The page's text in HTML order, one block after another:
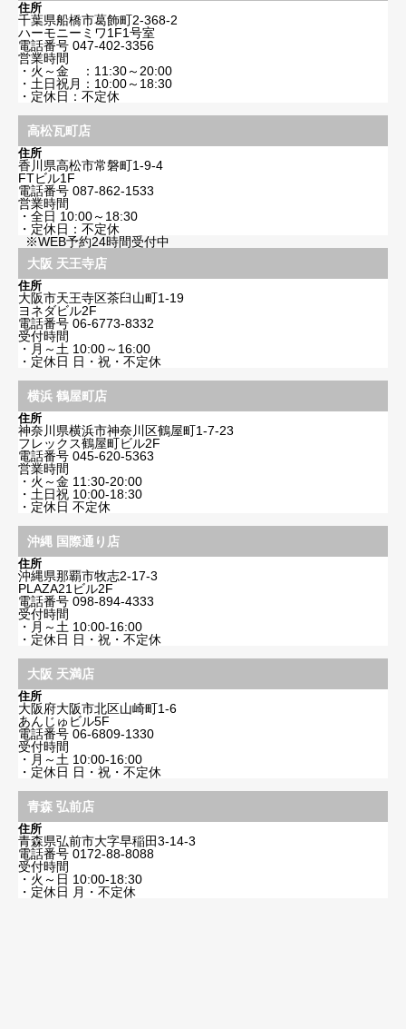
住所
千葉県船橋市葛飾町2-368-2
ハーモニーミワ1F1号室
電話番号 047-402-3356
営業時間
・火～金 ：11:30～20:00
・土日祝月：10:00～18:30
・定休日：不定休
高松瓦町店
住所
香川県高松市常磐町1-9-4
FTビル1F
電話番号 087-862-1533
営業時間
・全日 10:00～18:30
・定休日：不定休
※WEB予約24時間受付中
大阪 天王寺店
住所
大阪市天王寺区茶臼山町1-19
ヨネダビル2F
電話番号 06-6773-8332
受付時間
・月～土 10:00～16:00
・定休日 日・祝・不定休
横浜 鶴屋町店
住所
神奈川県横浜市神奈川区鶴屋町1-7-23
フレックス鶴屋町ビル2F
電話番号 045-620-5363
営業時間
・火～金 11:30-20:00
・土日祝 10:00-18:30
・定休日 不定休
沖縄 国際通り店
住所
沖縄県那覇市牧志2-17-3
PLAZA21ビル2F
電話番号 098-894-4333
受付時間
・月～土 10:00-16:00
・定休日 日・祝・不定休
大阪 天満店
住所
大阪府大阪市北区山崎町1-6
あんじゅビル5F
電話番号 06-6809-1330
受付時間
・月～土 10:00-16:00
・定休日 日・祝・不定休
青森 弘前店
住所
青森県弘前市大字早稲田3-14-3
電話番号 0172-88-8088
受付時間
・火～日 10:00-18:30
・定休日 月・不定休